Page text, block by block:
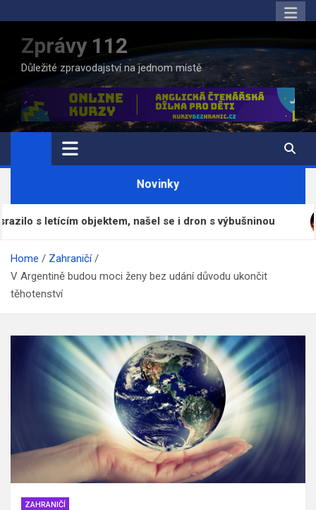
to
contentZprávy 112
Důležité zpravodajství na jednom místě
Novinky
objektem, našel se i dron s výbušninou
Home
Zahraničí
V Argentině budou moci ženy bez udání důvodu ukončit
těhotenství
ZAHRANIČÍ